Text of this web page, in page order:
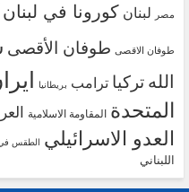
مصر لبنان كورونا في لبنان
طوفان الاقصى طوفان الأقصى
الله تركيا ترامب بريطانيا
المتحدة المقاومة الاسلامية
العدو الاسرائيلي الطقس في
اللبناني